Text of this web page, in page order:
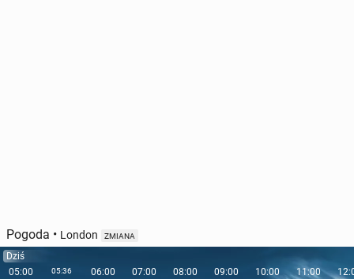
Pogoda • London ZMIANA
Dziś
05:00
05:36 06:00 07:00 08:00 09:00 10:00 11:00